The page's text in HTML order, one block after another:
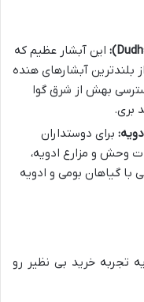
این آبشار عظیم که
آبشارهای هنده
بهش از شرق گوا
بری.
برای دوستداران
وحش و مزارع ادویه،
با گیاهان بومی و ادویه
یه تجربه خرید بی نظیر رو